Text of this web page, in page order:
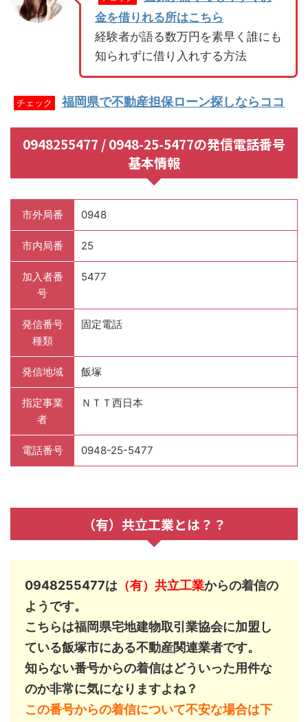
金を借りれる所はこちら
経験者が語る数万円を素早く誰にも
知られずに借り入れする方法
チェック 福岡県で不動産担保ローン探しならココ
0948255477 / 0948-25-5477の発信電話番号
基本情報
市外局番 0948
市内局番 25
加入者番
号
5477
発信番号
種類
固定電話
発信地域 飯塚
指定事業
者
ＮＴＴ西日本
電話番号 0948-25-5477
（有）共立工業とは？？
0948255477は （有）共立工業からの着信の
ようです。
こちらは福岡県宅地建物取引業協会に加盟し
ている飯塚市にある不動産関連業者です。
知らない番号からの着信はどういった用件な
のか非常に気になりますよね？
この番号からの着信について不安な場合は下